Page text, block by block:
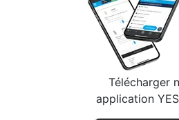
Télécharger
application